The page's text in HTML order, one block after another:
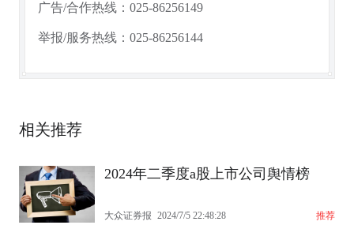
广告/合作热线：025-86256149
举报/服务热线：025-86256144
相关推荐
2024年二季度a股上市公司舆情榜
大众证券报 2024/7/5 22:48:28 推荐